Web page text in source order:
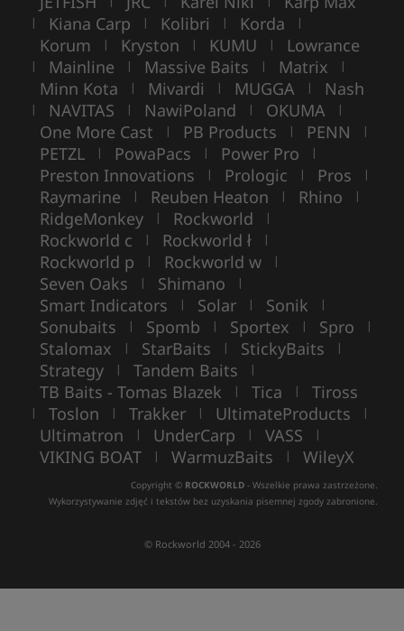
| Kiana Carp | Kolibri | Korda |
Korum | Kryston | KUMU | Lowrance
| Mainline | Massive Baits | Matrix |
Minn Kota | Mivardi | MUGGA | Nash
| NAVITAS | NawiPoland | OKUMA |
One More Cast | PB Products | PENN |
PETZL | PowaPacs | Power Pro |
Preston Innovations | Prologic | Pros |
Raymarine | Reuben Heaton | Rhino |
RidgeMonkey | Rockworld |
Rockworld c | Rockworld ł |
Rockworld p | Rockworld w |
Seven Oaks | Shimano |
Smart Indicators | Solar | Sonik |
Sonubaits | Spomb | Sportex | Spro |
Stalomax | StarBaits | StickyBaits |
Strategy | Tandem Baits |
TB Baits - Tomas Blazek | Tica | Tiross
| Toslon | Trakker | UltimateProducts |
Ultimatron | UnderCarp | VASS |
VIKING BOAT | WarmuzBaits | WileyX
Copyright © ROCKWORLD - Wszelkie prawa zastrzeżone.
Wykorzystywanie zdjęć i tekstów bez uzyskania pisemnej zgody zabronione.
© Rockworld 2004 - 2026